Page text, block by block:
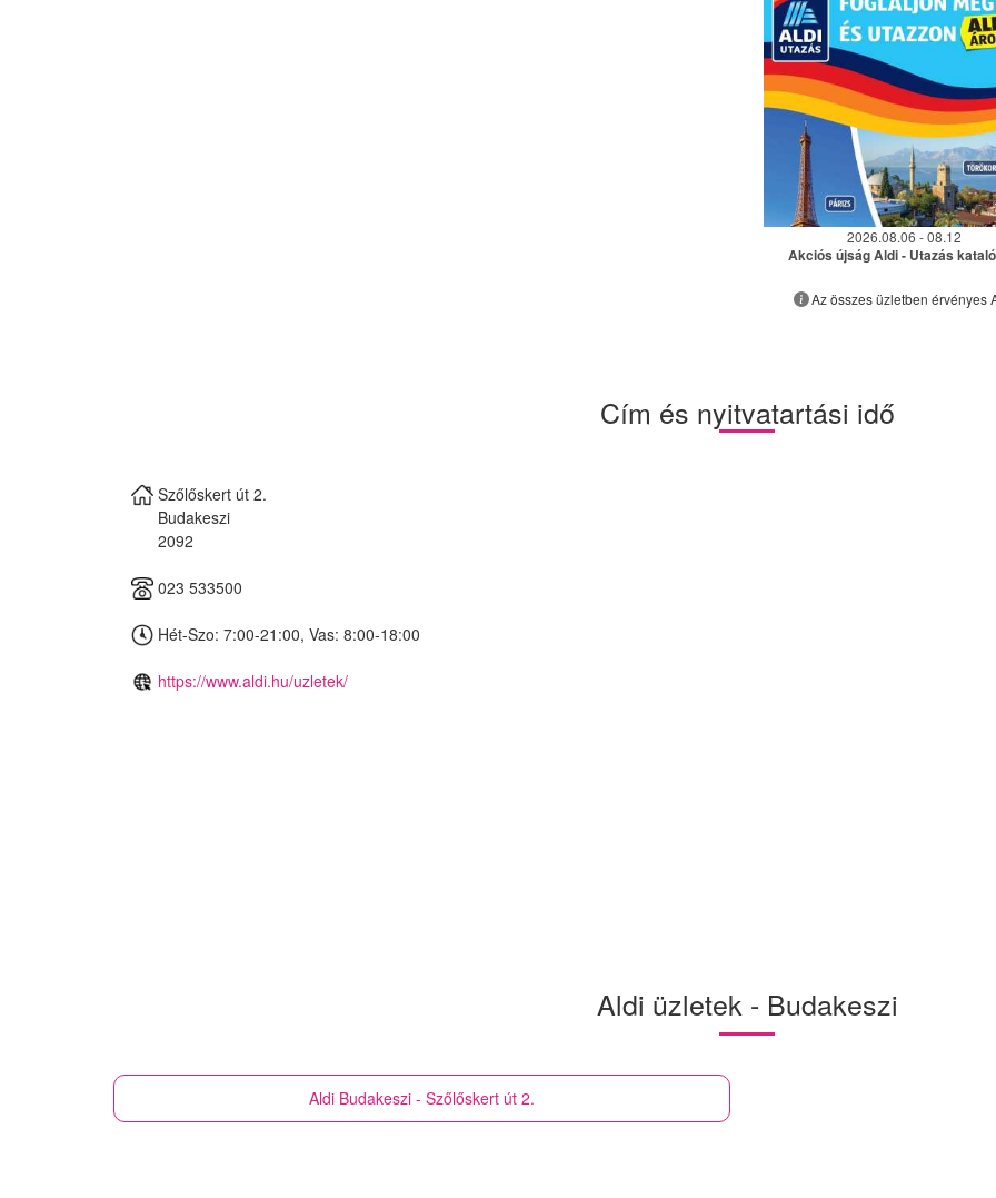
2026.08.06 - 08.12
Akciós újság Aldi - Utazás
Az összes üzletben érvényes
Cím és nyitvatartási idő
Szőlőskert út 2.
Budakeszi
2092
023 533500
Hét-Szo: 7:00-21:00, Vas: 8:00-18:00
https://www.aldi.hu/uzletek/
Aldi üzletek - Budakeszi
Aldi Budakeszi - Szőlőskert út 2.